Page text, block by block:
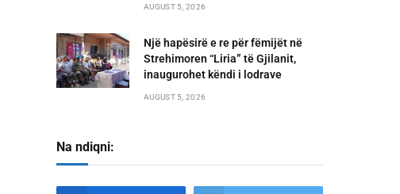
AUGUST 5, 2026
Një hapësirë e re për fëmijët në
Strehimoren “Liria” të Gjilanit,
inaugurohet këndi i lodrave
AUGUST 5, 2026
Na ndiqni: